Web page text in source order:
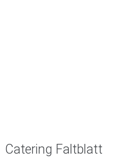
Catering Faltblatt